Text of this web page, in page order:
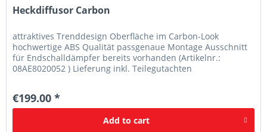
Heckdiffusor Carbon
attraktives Trenddesign Oberfläche im Carbon-Look
hochwertige ABS Qualität passgenaue Montage Ausschnitt
für Endschalldämpfer bereits vorhanden (Artikelnr.:
08AE8020052 ) Lieferung inkl. Teilegutachten
€199.00 *
Add to cart